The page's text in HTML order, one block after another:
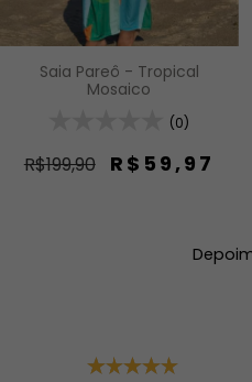
Saia Pareô - Tropical
Mosaico
(0)
R$199,90 R$59,97